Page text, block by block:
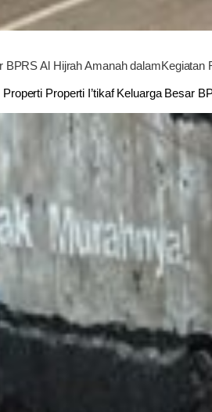
BPRS Al Hijrah Amanah dalamKegiatan
Properti I’tikaf Keluarga Besar